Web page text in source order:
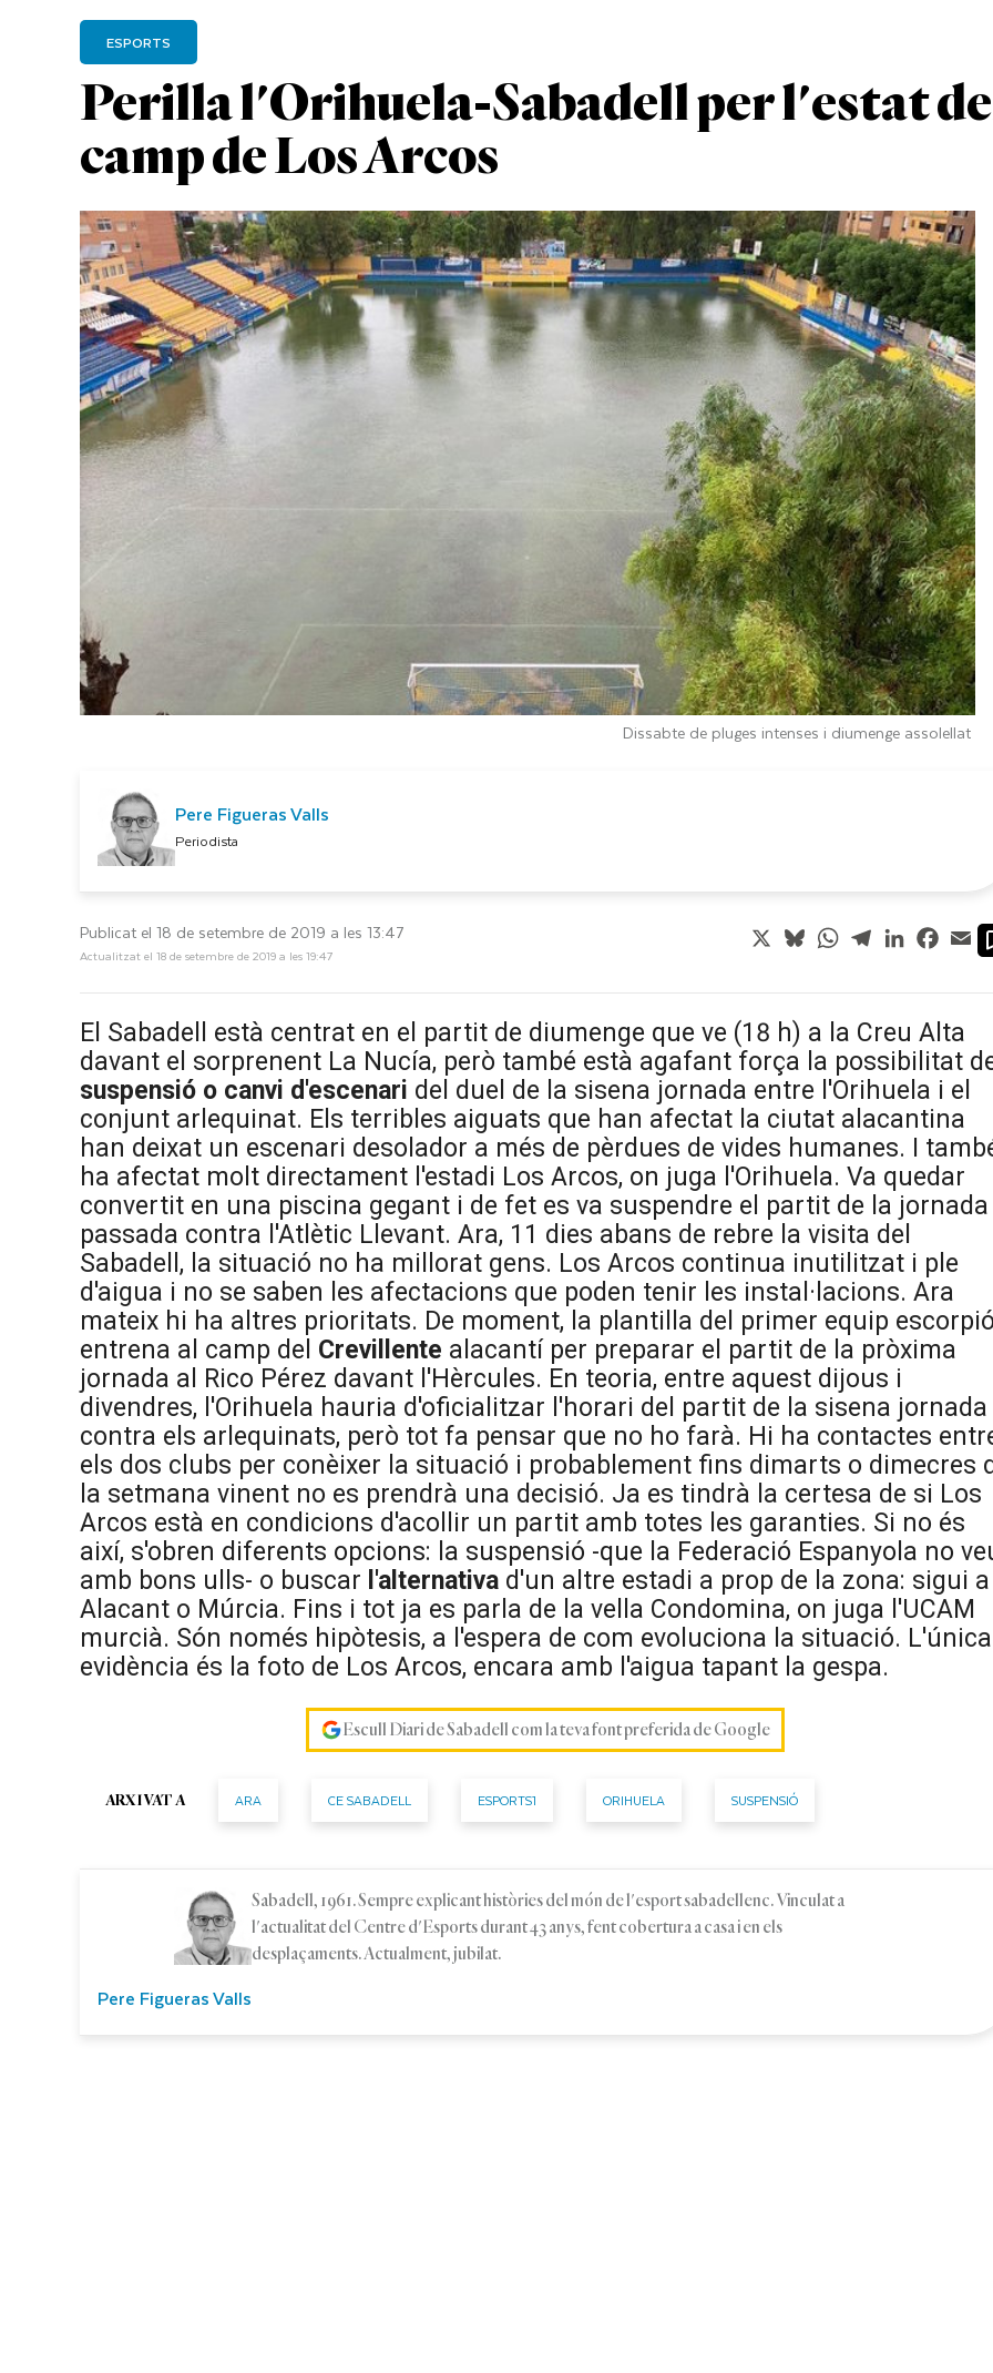
Perilla l'Orihuela-Sabadell per l'estat
camp de Los Arcos
ESPORTS
Dissabte de pluges intenses i diumenge assolellat
Pere Figueras Valls
Periodista
Publicat el 18 de setembre de 2019 a les 13:47
Actualitzat el 18 de setembre de 2019 a les 19:47
X BlueskyWhatsApp
TelegramLinkedIn
El Sabadell està centrat en el partit de diumenge que ve (18 h) a la Creu Alta
davant el sorprenent La Nucía, però també està agafant força la possibilitat
suspensió o canvi d'escenari del duel de la sisena jornada entre l'Orihuela i el
conjunt arlequinat. Els terribles aiguats que han afectat la ciutat alacantina
han deixat un escenari desolador a més de pèrdues de vides humanes. I
ha afectat molt directament l'estadi Los Arcos, on juga l'Orihuela. Va quedar
convertit en una piscina gegant i de fet es va suspendre el partit de la jornada
passada contra l'Atlètic Llevant. Ara, 11 dies abans de rebre la visita del
Sabadell, la situació no ha millorat gens. Los Arcos continua inutilitzat i ple
d'aigua i no se saben les afectacions que poden tenir les instal·lacions. Ara
mateix hi ha altres prioritats. De moment, la plantilla del primer equip
entrena al camp del Crevillente alacantí per preparar el partit de la pròxima
jornada al Rico Pérez davant l'Hèrcules. En teoria, entre aquest dijous i
divendres, l'Orihuela hauria d'oficialitzar l'horari del partit de la sisena jornada
contra els arlequinats, però tot fa pensar que no ho farà. Hi ha contactes
els dos clubs per conèixer la situació i probablement fins dimarts o dimecres
la setmana vinent no es prendrà una decisió. Ja es tindrà la certesa de si Los
Arcos està en condicions d'acollir un partit amb totes les garanties. Si no és
així, s'obren diferents opcions: la suspensió -que la Federació Espanyola no
amb bons ulls- o buscar l'alternativa d'un altre estadi a prop de la zona: sigui a
Alacant o Múrcia. Fins i tot ja es parla de la vella Condomina, on juga l'UCAM
murcià. Són només hipòtesis, a l'espera de com evoluciona la situació. L'única
evidència és la foto de Los Arcos, encara amb l'aigua tapant la gespa.
Escull Diari de Sabadell com la teva font preferida de Google
ARXIVAT A ARA CE SABADELL ESPORTS1 ORIHUELA SUSPENSIÓ
Pere Figueras Valls
Sabadell, 1961. Sempre explicant històries del món de l'esport sabadellenc. Vinculat a
l'actualitat del Centre d'Esports durant 43 anys, fent cobertura a casa i en els
desplaçaments. Actualment, jubilat.